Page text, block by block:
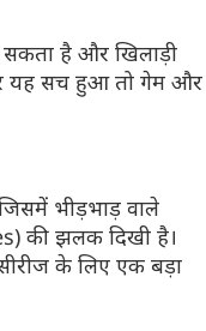
है और खिलाड़ी
यह सच हुआ तो गेम और
भीड़भाड़ वाले
की झलक दिखी है।
के लिए एक बड़ा